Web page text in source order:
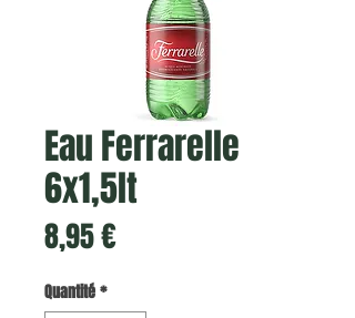
Eau Ferrarelle
6x1,5lt
8,95 €Prix
Quantité*